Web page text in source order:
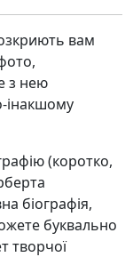
вам
з нею
інакшому
(коротко,
біографія,
буквально
творчої